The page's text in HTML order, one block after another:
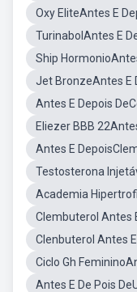
Oxy EliteAntes E
TurinabolAntes E
Ship
Jet BronzeAntes E
Antes E Depois
Eliezer BBB
Antes E
Testosterona
Academia
Clembuterol Antes
Clenbuterol Antes
Ciclo Gh
Antes E De Pois